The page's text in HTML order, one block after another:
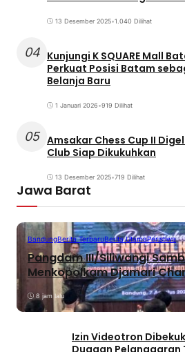
13 Desember 2025•1.040 Dilihat
04 Kunjungi K SQUARE Mall
Perkuat Posisi Batam
Belanja Baru
1 Januari 2026•919 Dilihat
05 Amsakar Chess Cup II
Club Siap Dikukuhkan
13 Desember 2025•719 Dilihat
Jawa Barat
BandungBerita TerbaruBerita UtamaPeristiwa
Pangdam III/Siliwangi
Menkopolkam Djamari
8 jam lalu
Izin Videotron
Dugaan Pelanggaran